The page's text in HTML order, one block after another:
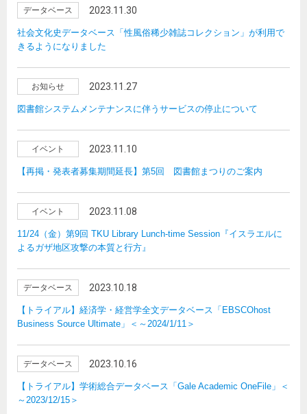
データベース 2023.11.30
社会文化史データベース「性風俗稀少雑誌コレクション」が利用で
きるようになりました
お知らせ 2023.11.27
図書館システムメンテナンスに伴うサービスの停止について
イベント 2023.11.10
【再掲・発表者募集期間延長】第5回 図書館まつりのご案内
イベント 2023.11.08
11/24（金）第9回 TKU Library Lunch-time Session『イスラエルに
よるガザ地区攻撃の本質と行方』
データベース 2023.10.18
【トライアル】経済学・経営学全文データベース「EBSCOhost
Business Source Ultimate」＜～2024/1/11＞
データベース 2023.10.16
【トライアル】学術総合データベース「Gale Academic OneFile」＜
～2023/12/15＞